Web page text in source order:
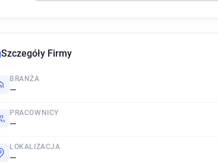
Szczegóły Firmy
BRANŻA
—
PRACOWNICY
—
LOKALIZACJA
—